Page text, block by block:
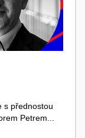
s přednostou
Petrem...